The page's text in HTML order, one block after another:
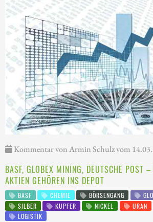
Kommentar von Armin Schulz vom
BASF, GLOBEX MINING, DEUTSCHE POST –
AKTIEN GEHÖREN INS DEPOT
BASF CHEMIE BÖRSENGANG
SILBER
KUPFER NICKEL URAN
LOGISTIK